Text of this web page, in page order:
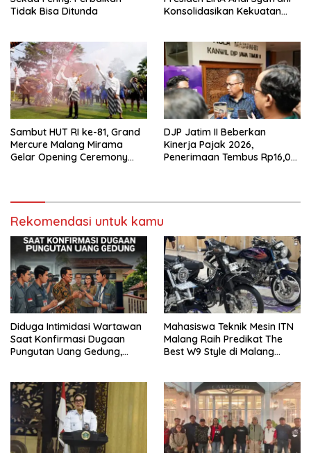
Tidak Bisa Ditunda
Konsolidasikan Kekuatan
Sambut HUT RI ke-81, Grand
Mercure Malang Mirama
Gelar Opening Ceremony
DJP Jatim II Beberkan
Kinerja Pajak 2026,
Penerimaan Tembus Rp16,08
Rekomendasi untuk kamu
Diduga Intimidasi Wartawan
Saat Konfirmasi Dugaan
Pungutan Uang Gedung,
Buka suara
Mahasiswa Teknik Mesin ITN
Malang Raih Predikat The
Best W9 Style di Malang